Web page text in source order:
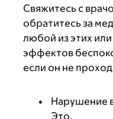
Свяжитесь с
обратитесь за
любой из этих
эффектов
если он не
Нарушение
Это,